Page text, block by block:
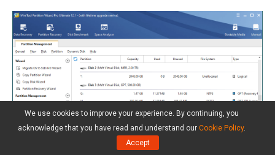
We use cookies to improve your experience. By continuing, you
acknowledge that you have read and understand our Cookie Policy.
Accept